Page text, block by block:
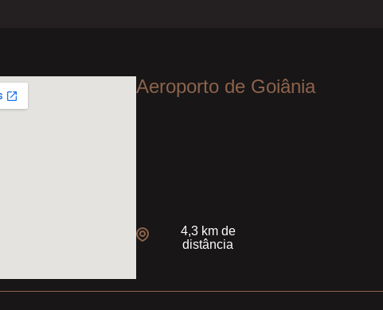
Aeroporto de Goiânia
4,3 km de
distância